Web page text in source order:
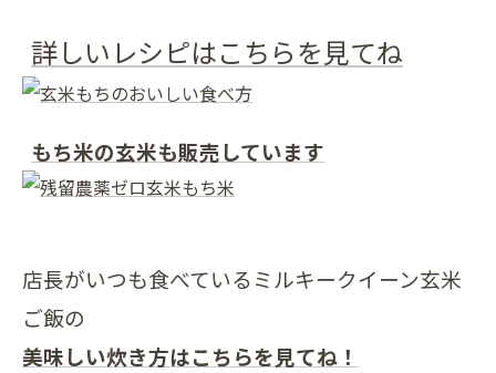
詳しいレシピはこちらを見てね
もち米の玄米も販売しています
店長がいつも食べているミルキークイーン玄米
ご飯の
美味しい炊き方はこちらを見てね！